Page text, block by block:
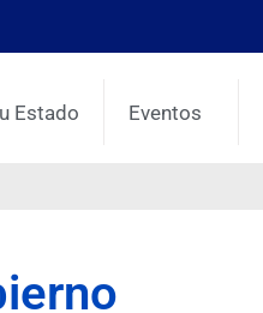
Estado Eventos